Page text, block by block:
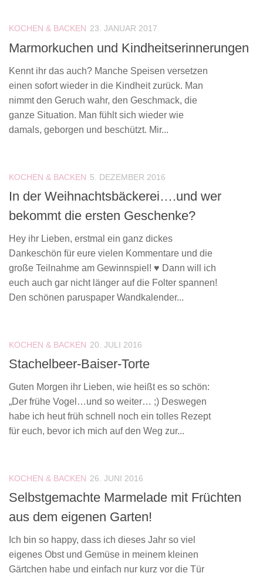
KOCHEN & BACKEN 23. JANUAR 2017
Marmorkuchen und Kindheitserinnerungen
Kennt ihr das auch? Manche Speisen versetzen
einen sofort wieder in die Kindheit zurück. Man
nimmt den Geruch wahr, den Geschmack, die
ganze Situation. Man fühlt sich wieder wie
damals, geborgen und beschützt. Mir...
KOCHEN & BACKEN 5. DEZEMBER 2016
In der Weihnachtsbäckerei….und wer
bekommt die ersten Geschenke?
Hey ihr Lieben, erstmal ein ganz dickes
Dankeschön für eure vielen Kommentare und die
große Teilnahme am Gewinnspiel! ♥ Dann will ich
euch auch gar nicht länger auf die Folter spannen!
Den schönen paruspaper Wandkalender...
KOCHEN & BACKEN 20. JULI 2016
Stachelbeer-Baiser-Torte
Guten Morgen ihr Lieben, wie heißt es so schön:
„Der frühe Vogel…und so weiter… ;) Deswegen
habe ich heut früh schnell noch ein tolles Rezept
für euch, bevor ich mich auf den Weg zur...
KOCHEN & BACKEN 26. JUNI 2016
Selbstgemachte Marmelade mit Früchten
aus dem eigenen Garten!
Ich bin so happy, dass ich dieses Jahr so viel
eigenes Obst und Gemüse in meinem kleinen
Gärtchen habe und einfach nur kurz vor die Tür